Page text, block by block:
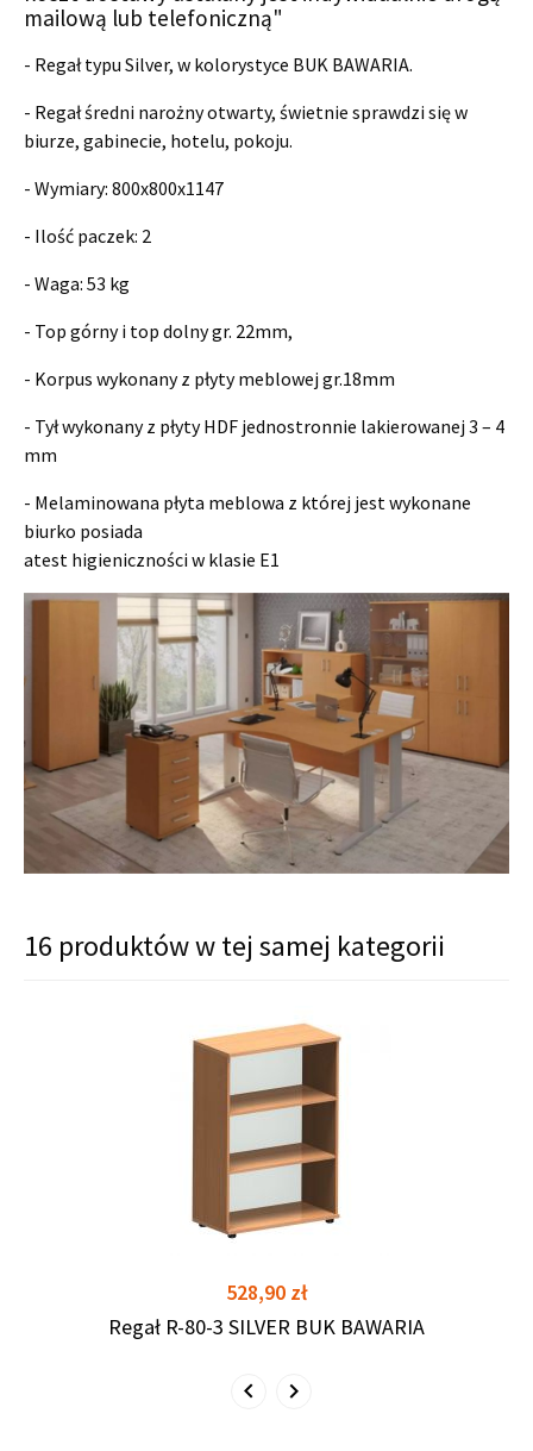
mailową lub telefoniczną"
- Regał typu Silver, w kolorystyce BUK BAWARIA.
- Regał średni narożny otwarty, świetnie sprawdzi się w
biurze, gabinecie, hotelu, pokoju.
- Wymiary: 800x800x1147
- Ilość paczek: 2
- Waga: 53 kg
- Top górny i top dolny gr. 22mm,
- Korpus wykonany z płyty meblowej gr.18mm
- Tył wykonany z płyty HDF jednostronnie lakierowanej 3 – 4
mm
- Melaminowana płyta meblowa z której jest wykonane
biurko posiada
atest higieniczności w klasie E1
16 produktów w tej samej kategorii
Cena
528,90 zł
Regał R-80-3 SILVER BUK BAWARIA